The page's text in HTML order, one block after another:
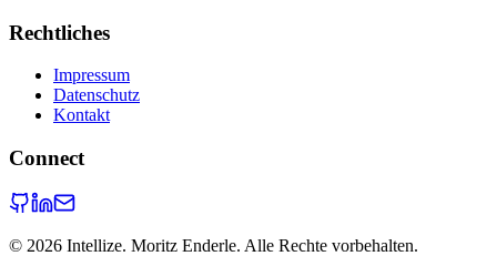
Rechtliches
Impressum
Datenschutz
Kontakt
Connect
© 2026 Intellize. Moritz Enderle. Alle Rechte vorbehalten.